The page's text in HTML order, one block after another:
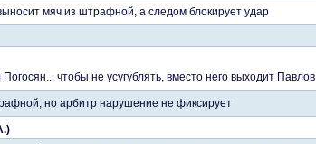
мяч из штрафной, а следом блокирует удар
чтобы не усугублять, вместо него выходит Павлов
но арбитр нарушение не фиксирует